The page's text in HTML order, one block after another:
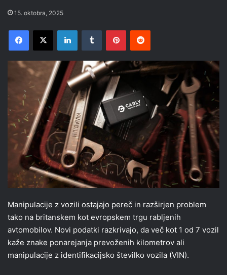
15. oktobra, 2025
Facebook
X LinkedInTumblr PinterestReddit
Manipulacije z vozili ostajajo pereč in razširjen problem
tako na britanskem kot evropskem trgu rabljenih
avtomobilov. Novi podatki razkrivajo, da več kot 1 od 7 vozil
kaže znake ponarejanja prevoženih kilometrov ali
manipulacije z identifikacijsko številko vozila (VIN).